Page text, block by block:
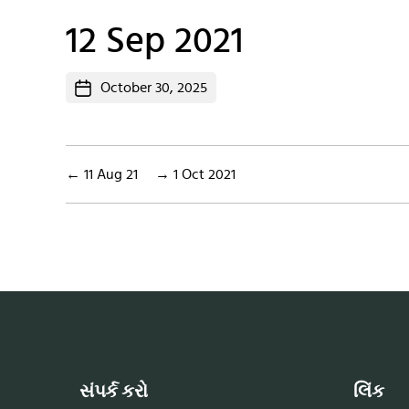
12 Sep 2021
PostOctober 30, 2025
← 11 Aug 21 → 1 Oct 2021
સંપર્ક કરો લિંક